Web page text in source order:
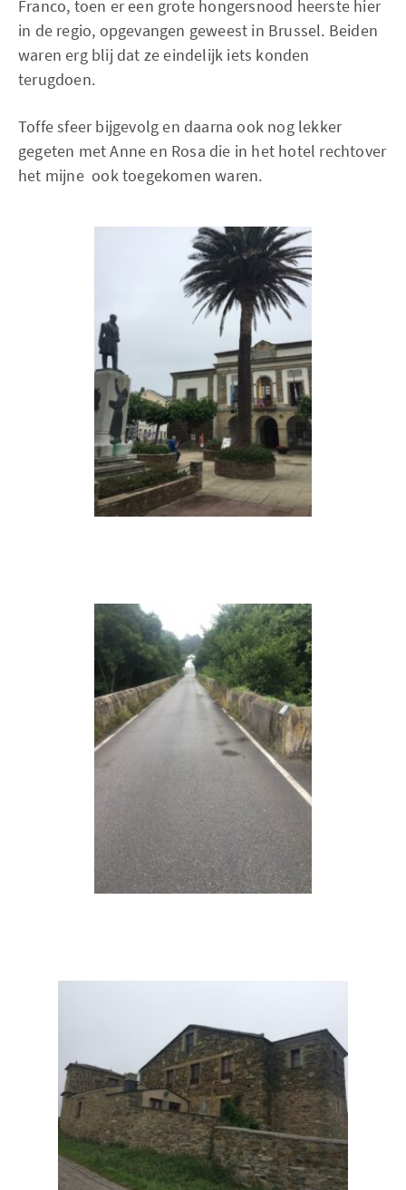
Franco, toen er een grote hongersnood heerste hier
in de regio, opgevangen geweest in Brussel. Beiden
waren erg blij dat ze eindelijk iets konden
terugdoen.
Toffe sfeer bijgevolg en daarna ook nog lekker
gegeten met Anne en Rosa die in het hotel rechtover
het mijne ook toegekomen waren.